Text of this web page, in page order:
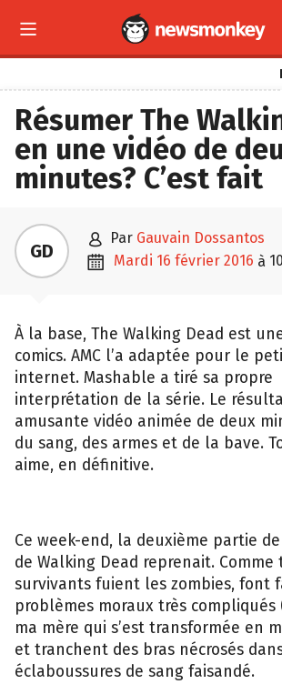

Résumer The
en une vidéo de
minutes? C’est fait
GD  par Gauvain Dossantos
 mardi 16 février 2016 à
À la base, The Walking Dead est
comics. AMC l’a adaptée pour le
internet. Mashable a tiré sa propre
interprétation de la série. Le
amusante vidéo animée de deux
du sang, des armes et de la bave.
aime, en définitive.
Ce week-end, la deuxième partie
de Walking Dead reprenait.
survivants fuient les zombies, font
problèmes moraux très
ma mère qui s’est transformée en
et tranchent des bras nécrosés
éclaboussures de sang faisandé.